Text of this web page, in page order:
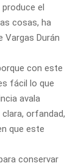
el
cosas, ha
Vargas Durán
con este
fácil lo que
avala
orfandad,
que este
conservar